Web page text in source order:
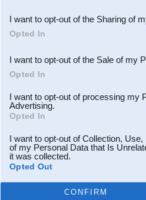
Downstream Participants
third parties.
I want to opt-out of the Sharing of
Opted In
I want to opt-out of the Sale of my
Opted In
I want to opt-out of processing my
Advertising.
Opted In
I want to opt-out of Collection,
of my Personal Data that Is
it was collected.
Opted Out
CONFIRM